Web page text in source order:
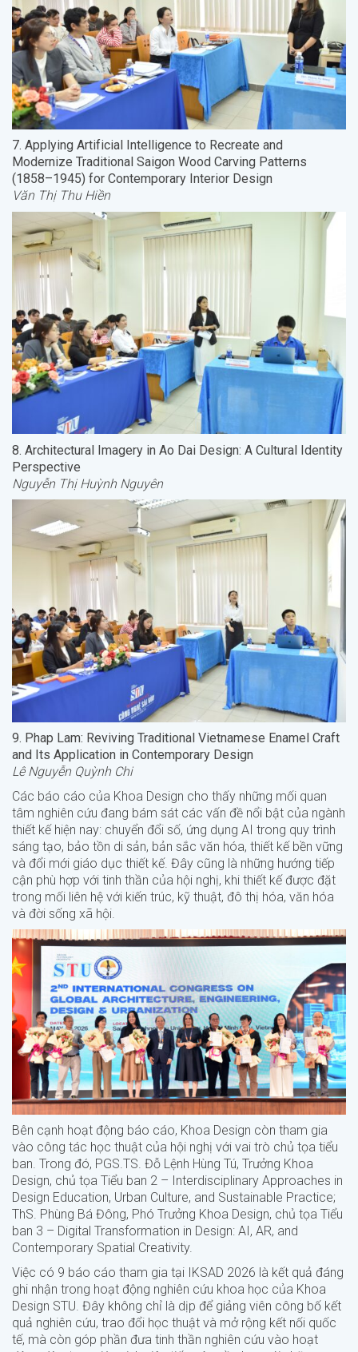
7. Applying Artificial Intelligence to Recreate and
Modernize Traditional Saigon Wood Carving Patterns
(1858–1945) for Contemporary Interior Design
Văn Thị Thu Hiền
8. Architectural Imagery in Ao Dai Design: A Cultural Identity
Perspective
Nguyễn Thị Huỳnh Nguyên
9. Phap Lam: Reviving Traditional Vietnamese Enamel Craft
and Its Application in Contemporary Design
Lê Nguyễn Quỳnh Chi
Các báo cáo của Khoa Design cho thấy những mối quan
tâm nghiên cứu đang bám sát các vấn đề nổi bật của ngành
thiết kế hiện nay: chuyển đổi số, ứng dụng AI trong quy trình
sáng tạo, bảo tồn di sản, bản sắc văn hóa, thiết kế bền vững
và đổi mới giáo dục thiết kế. Đây cũng là những hướng tiếp
cận phù hợp với tinh thần của hội nghị, khi thiết kế được đặt
trong mối liên hệ với kiến trúc, kỹ thuật, đô thị hóa, văn hóa
và đời sống xã hội.
Bên cạnh hoạt động báo cáo, Khoa Design còn tham gia
vào công tác học thuật của hội nghị với vai trò chủ tọa tiểu
ban. Trong đó, PGS.TS. Đỗ Lệnh Hùng Tú, Trưởng Khoa
Design, chủ tọa Tiểu ban 2 – Interdisciplinary Approaches in
Design Education, Urban Culture, and Sustainable Practice;
ThS. Phùng Bá Đông, Phó Trưởng Khoa Design, chủ tọa Tiểu
ban 3 – Digital Transformation in Design: AI, AR, and
Contemporary Spatial Creativity.
Việc có 9 báo cáo tham gia tại IKSAD 2026 là kết quả đáng
ghi nhận trong hoạt động nghiên cứu khoa học của Khoa
Design STU. Đây không chỉ là dịp để giảng viên công bố kết
quả nghiên cứu, trao đổi học thuật và mở rộng kết nối quốc
tế, mà còn góp phần đưa tinh thần nghiên cứu vào hoạt